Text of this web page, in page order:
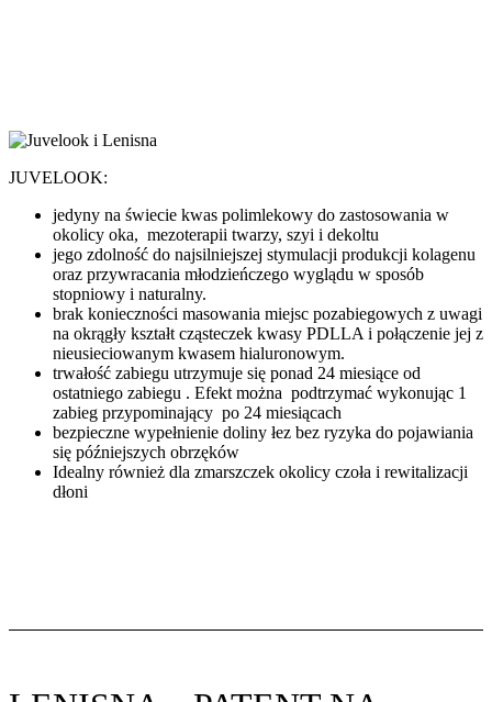
JUVELOOK:
jedyny na świecie kwas polimlekowy do zastosowania w
okolicy oka, mezoterapii twarzy, szyi i dekoltu
jego zdolność do najsilniejszej stymulacji produkcji kolagenu
oraz przywracania młodzieńczego wyglądu w sposób
stopniowy i naturalny.
brak konieczności masowania miejsc pozabiegowych z uwagi
na okrągły kształt cząsteczek kwasy PDLLA i połączenie jej z
nieusieciowanym kwasem hialuronowym.
trwałość zabiegu utrzymuje się ponad 24 miesiące od
ostatniego zabiegu . Efekt można podtrzymać wykonując 1
zabieg przypominający po 24 miesiącach
bezpieczne wypełnienie doliny łez bez ryzyka do pojawiania
się późniejszych obrzęków
Idealny również dla zmarszczek okolicy czoła i rewitalizacji
dłoni